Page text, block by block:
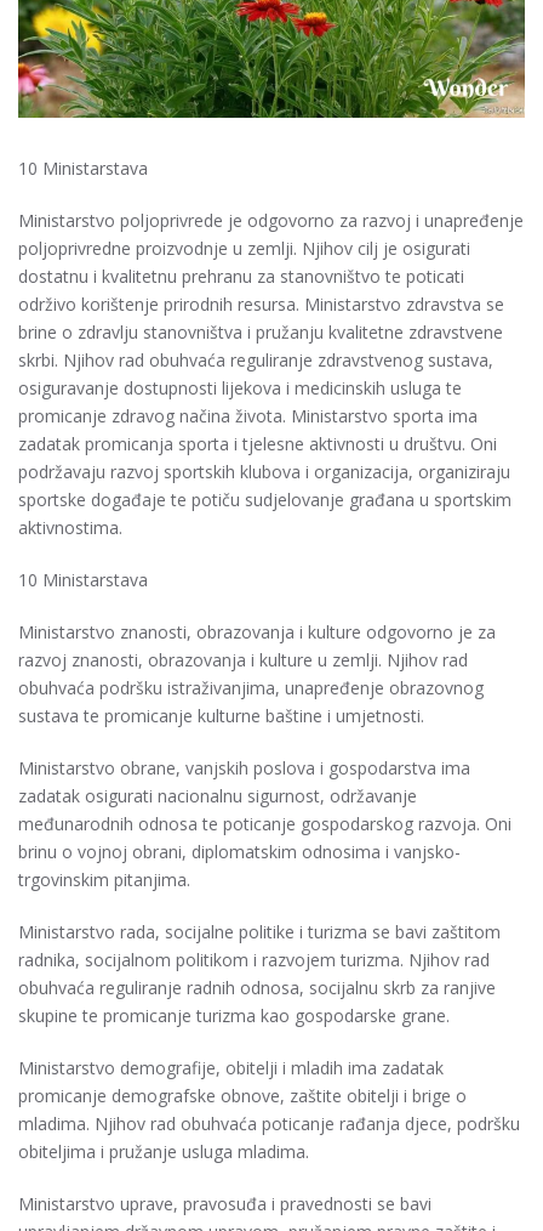
10 Ministarstava
Ministarstvo poljoprivrede je odgovorno za razvoj i unapređenje
poljoprivredne proizvodnje u zemlji. Njihov cilj je osigurati
dostatnu i kvalitetnu prehranu za stanovništvo te poticati
održivo korištenje prirodnih resursa. Ministarstvo zdravstva se
brine o zdravlju stanovništva i pružanju kvalitetne zdravstvene
skrbi. Njihov rad obuhvaća reguliranje zdravstvenog sustava,
osiguravanje dostupnosti lijekova i medicinskih usluga te
promicanje zdravog načina života. Ministarstvo sporta ima
zadatak promicanja sporta i tjelesne aktivnosti u društvu. Oni
podržavaju razvoj sportskih klubova i organizacija, organiziraju
sportske događaje te potiču sudjelovanje građana u sportskim
aktivnostima.
10 Ministarstava
Ministarstvo znanosti, obrazovanja i kulture odgovorno je za
razvoj znanosti, obrazovanja i kulture u zemlji. Njihov rad
obuhvaća podršku istraživanjima, unapređenje obrazovnog
sustava te promicanje kulturne baštine i umjetnosti.
Ministarstvo obrane, vanjskih poslova i gospodarstva ima
zadatak osigurati nacionalnu sigurnost, održavanje
međunarodnih odnosa te poticanje gospodarskog razvoja. Oni
brinu o vojnoj obrani, diplomatskim odnosima i vanjsko-
trgovinskim pitanjima.
Ministarstvo rada, socijalne politike i turizma se bavi zaštitom
radnika, socijalnom politikom i razvojem turizma. Njihov rad
obuhvaća reguliranje radnih odnosa, socijalnu skrb za ranjive
skupine te promicanje turizma kao gospodarske grane.
Ministarstvo demografije, obitelji i mladih ima zadatak
promicanje demografske obnove, zaštite obitelji i brige o
mladima. Njihov rad obuhvaća poticanje rađanja djece, podršku
obiteljima i pružanje usluga mladima.
Ministarstvo uprave, pravosuđa i pravednosti se bavi